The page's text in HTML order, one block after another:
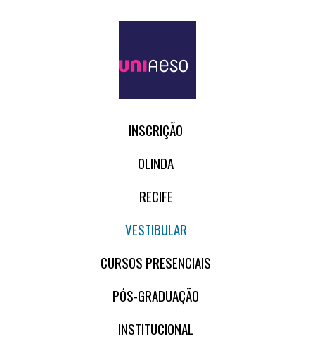
INSCRIÇÃO
OLINDA
RECIFE
VESTIBULAR
CURSOS PRESENCIAIS
PÓS-GRADUAÇÃO
INSTITUCIONAL